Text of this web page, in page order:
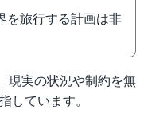
旅行する計画は非
現実の状況や制約を無
しています。